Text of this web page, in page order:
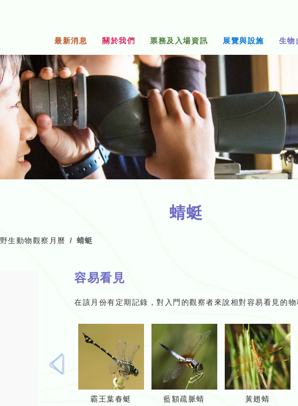
最新消息 關於我們 票務及入場資訊 展覽與設施 生物
蜻蜓
野生動物觀察月曆 蜻蜓
容易看見
在該月份有定期記錄，對入門的觀察者來說相對容易看見的
霸王葉春蜓 藍額疏脈蜻 黃翅蜻
上